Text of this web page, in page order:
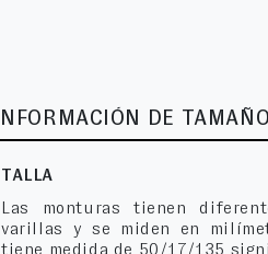
INFORMACIÓN DE
TALLA
Las monturas tienen
varillas y se miden en
tiene medida de 50/17/135